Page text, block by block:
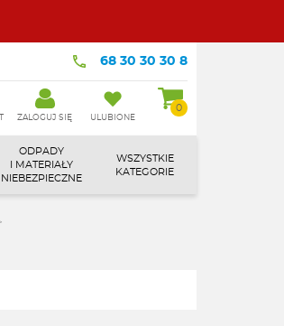
68 30 30 30 8
ZALOGUJ SIĘ ULUBIONE
0
ODPADY
I MATERIAŁY
NIEBEZPIECZNE
WSZYSTKIE
KATEGORIE